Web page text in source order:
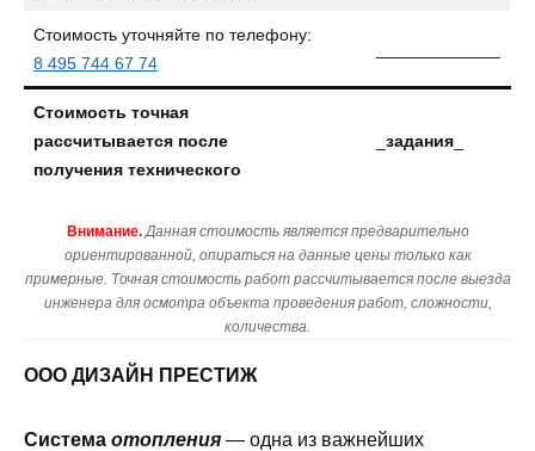
Стоимость уточняйте по телефону:
8 495 744 67 74
Стоимость точная
рассчитывается после
получения технического
_задания
Внимание. Данная стоимость является предварительно
ориентированной, опираться на данные цены только как
примерные. Точная стоимость работ рассчитывается после выезда
инженера для осмотра объекта проведения работ, сложности,
количества.
ООО ДИЗАЙН ПРЕСТИЖ
Система отопления — одна из важнейших